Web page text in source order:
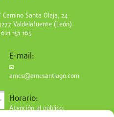
Camino Santa Olaja, 24
Valdelafuente (León)
151 165
E-mail:
amcs@amcsantiago.com
Horario:
Atención al público: